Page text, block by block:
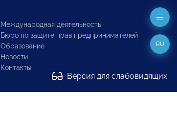
Международная деятельность
Бюро по защите прав предпринимателей
Образование
Новости
Контакты
Версия для слабовидящих
RU